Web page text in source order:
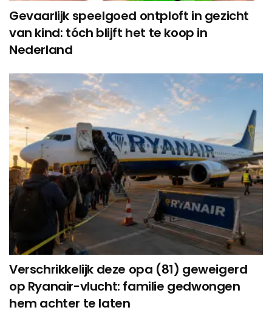
Gevaarlijk speelgoed ontploft in gezicht
van kind: tóch blijft het te koop in
Nederland
Verschrikkelijk deze opa (81) geweigerd
op Ryanair-vlucht: familie gedwongen
hem achter te laten